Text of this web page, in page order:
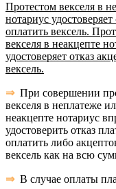
Протестом векселя в
нотариус удостоверяет
оплатить вексель.
векселя в неакцепте
удостоверяет отказ
вексель.
⇒При совершении
векселя в неплатеже
неакцепте нотариус
удостоверить отказ
оплатить либо
вексель как на всю
⇒В случае оплаты